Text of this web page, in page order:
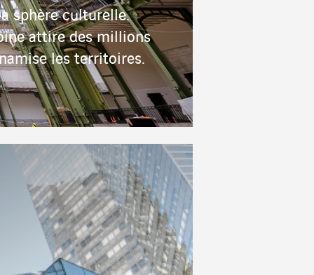
sphère culturelle.
attire des millions
les territoires.